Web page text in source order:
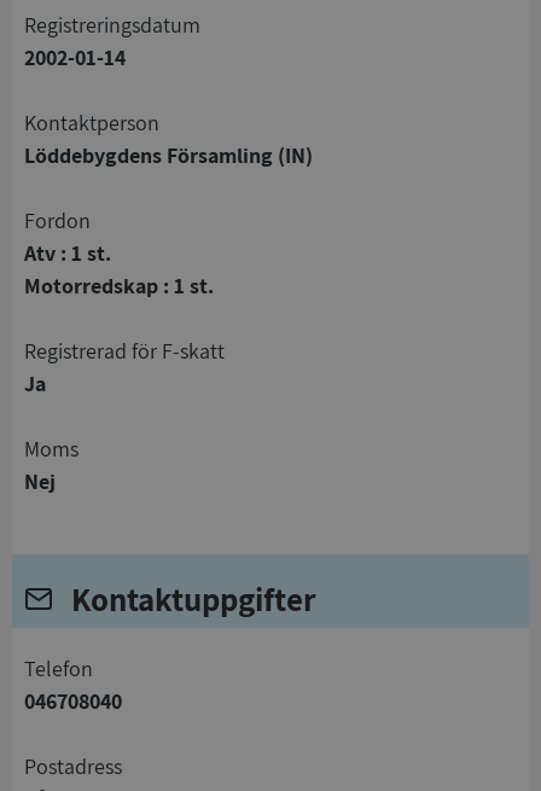
registreringsdatum
2002-01-14
Kontaktperson
Löddebygdens Församling (IN)
Fordon
Atv : 1 st.
Motorredskap : 1 st.
registrerad för F-skatt
Ja
Moms
Nej
Kontaktuppgifter
telefon
046708040
Postadress